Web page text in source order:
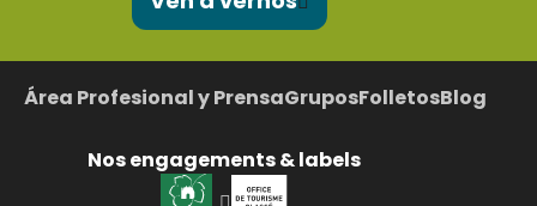
Área Profesional y PrensaGruposFolletosBlog
Nos engagements & labels